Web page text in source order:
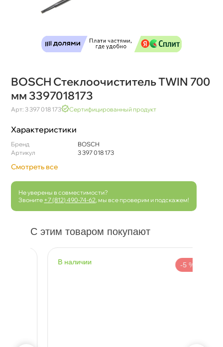
BOSCH Стеклоочиститель TWIN 700
мм 3397018173
Арт: 3 397 018 173 Сертифицированный продукт
Характеристики
Бренд
BOSCH
Артикул
3 397 018 173
Смотреть все
Не уверены в совместимости?
Звоните +7 (812) 490-74-62 , мы все проверим и подскажем!
С этим товаром покупают
наличии -5 %